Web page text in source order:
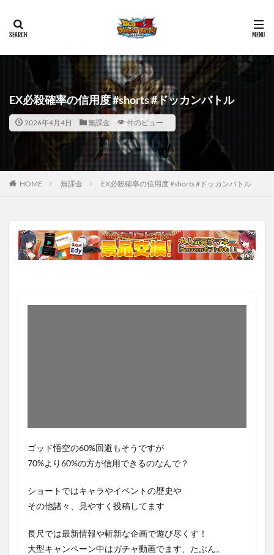
EX必殺確率の信用度 #shorts #ドッカンバトル
2026年4月4日 無課金 件のビュー
HOME 無課金 EX必殺確率の信用度 #shorts #ドッカンバトル
ゴッド悟空の60%回避もそうですが
70%より60%の方が信用できるのなんで？
ショートではキャラやイベントの歴史や
その他諸々、見やすく投稿してます
長尺では最新情報や斬新な企画で遊び尽くす！
大型キャンペーン中はガチャ動画でます、たぶん。